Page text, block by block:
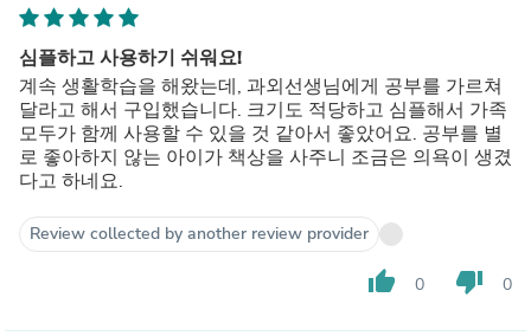
심플하고 사용하기 쉬워요!
계속 생활학습을 해왔는데, 과외선생님에게 공부를 가르쳐
달라고 해서 구입했습니다. 크기도 적당하고 심플해서 가족
모두가 함께 사용할 수 있을 것 같아서 좋았어요. 공부를 별
로 좋아하지 않는 아이가 책상을 사주니 조금은 의욕이 생겼
다고 하네요.
Review collected by another review provider
thumb_up 0 thumb_down 0